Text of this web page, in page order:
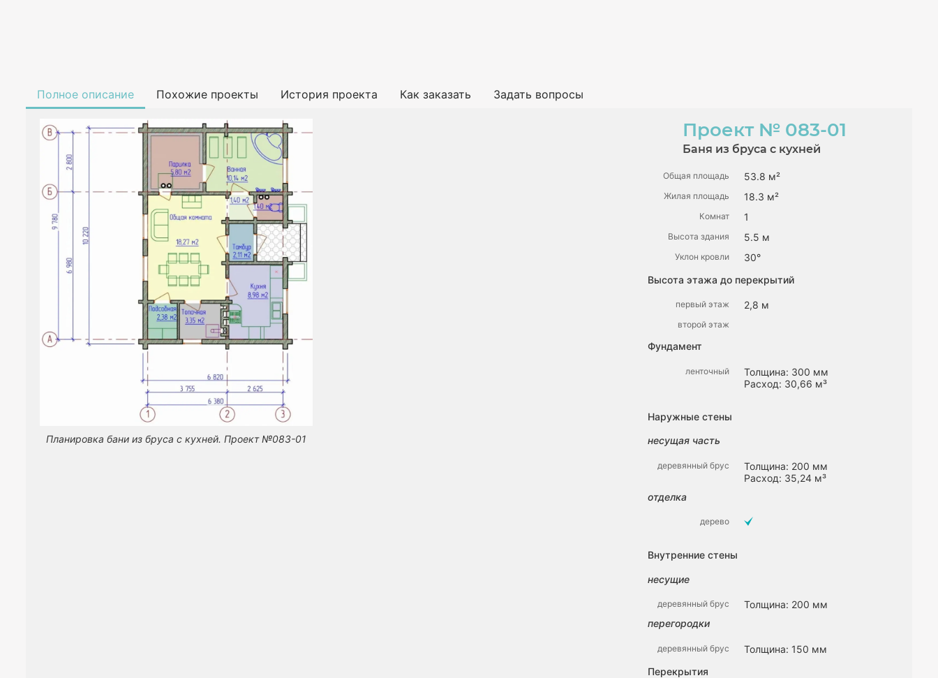
Полное описание Похожие проекты История проекта Как заказать Задать вопросы
Планировка бани из бруса с кухней. Проект №083-01
Проект № 083-01
Баня из бруса с кухней
Общая площадь 53.8 м²
Жилая площадь 18.3 м²
Комнат 1
Высота здания 5.5 м
Уклон кровли
30°
Высота этажа до перекрытий
первый этаж 2,8 м
второй этаж
Фундамент
ленточный
Толщина: 300 мм
Расход: 30,66 м³
Наружные стены
несущая часть
деревянный брус
Толщина: 200 мм
Расход: 35,24 м³
отделка
дерево
Внутренние стены
несущие
деревянный брус
Толщина: 200 мм
перегородки
деревянный брус
Толщина: 150 мм
Перекрытия